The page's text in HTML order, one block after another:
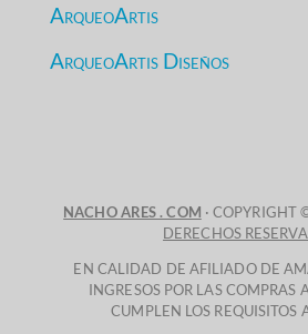
ArqueoArtis
ArqueoArtis Diseños
NACHO ARES . COM · COPYRIGHT
DERECHOS
EN CALIDAD DE AFILIADO DE
INGRESOS POR LAS COMPRAS
CUMPLEN LOS REQUISITOS